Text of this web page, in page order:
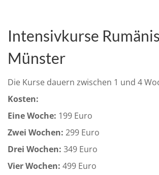
Intensivkurse
Münster
Die Kurse dauern zwischen 1 und 4
Kosten:
Eine Woche: 199 Euro
Zwei Wochen: 299 Euro
Drei Wochen: 349 Euro
Vier Wochen: 499 Euro